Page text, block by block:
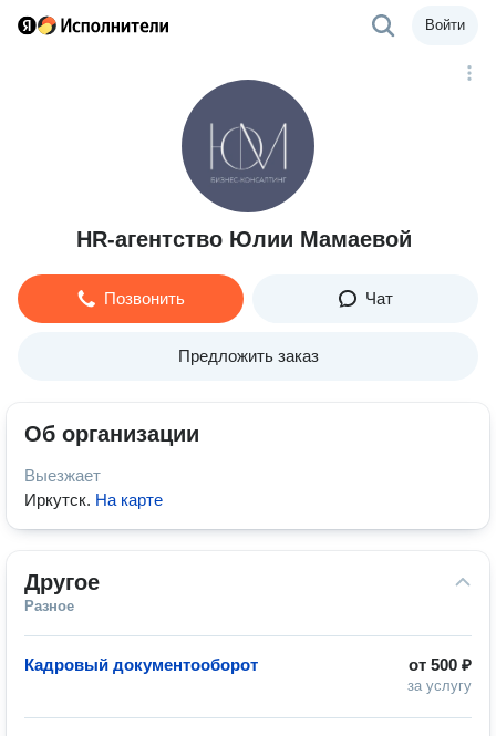
Войти
HR-агентство Юлии Мамаевой
Позвонить Чат
Предложить заказ
Об организации
Выезжает
Иркутск. На карте
Другое
Разное
от 500 ₽
за услугу
Кадровый документооборот